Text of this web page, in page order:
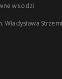
w Łodzi
Władysława